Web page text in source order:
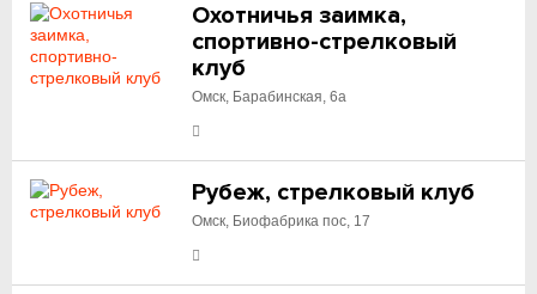
Охотничья заимка,
спортивно-стрелковый
клуб
Омск, Барабинская, 6а
Рубеж, стрелковый клуб
Омск, Биофабрика пос, 17